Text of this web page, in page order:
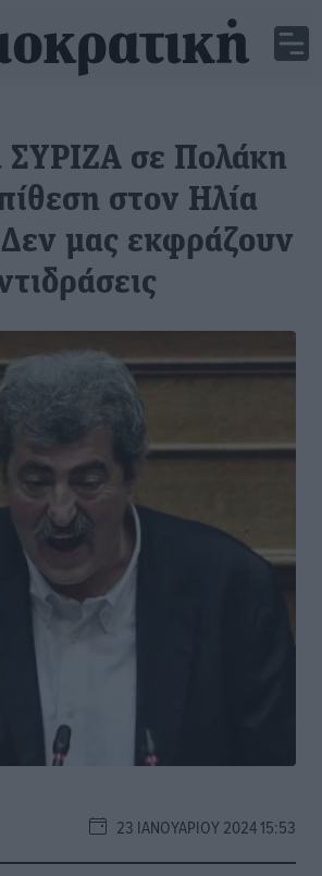
ΣΥΡΙΖΑ σε Πολάκη
στον Ηλία
μας εκφράζουν
23 ΙΑΝΟΥΑΡΊΟΥ 2024 15:53